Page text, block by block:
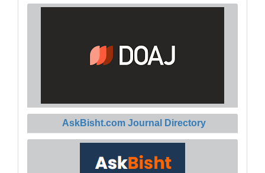
AskBisht.com Journal Directory